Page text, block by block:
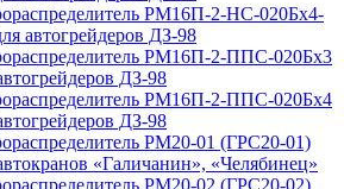
РМ16П-2-НС-020Бх4-
автогрейдеров ДЗ-98
РМ16П-2-ППС-020Бх3
ДЗ-98
РМ16П-2-ППС-020Бх4
ДЗ-98
РМ20-01 (ГРС20-01)
«Галичанин», «Челябинец»
РМ20-02 (ГРС20-02)